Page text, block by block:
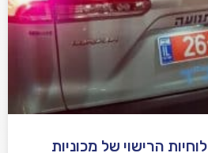
הרישוי של מכוניות